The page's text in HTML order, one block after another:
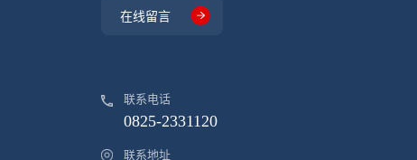
在线留言
联系电话
0825-2331120
联系地址